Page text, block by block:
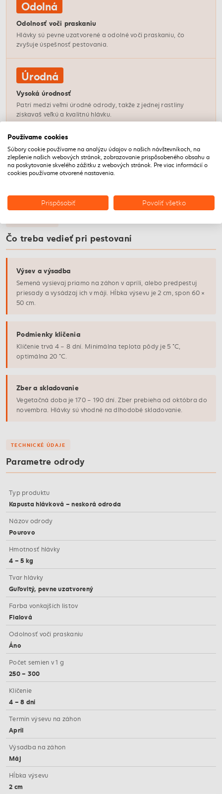
Odolná
Odolnosť voči praskaniu
Hlávky sú pevne uzatvorené a odolné voči praskaniu, čo
zvyšuje úspešnosť pestovania.
Úrodná
Vysoká úrodnosť
Patrí medzi veľmi úrodné odrody, takže z jednej rastliny
získavaš veľkú a kvalitnú hlávku.
Univerzálna
Všestranné využitie
Vhodná na kvasenie, priamy konzum, strúhanie aj dlhodobé
Čo treba vedieť pri pestovaní
Výsev a výsadba
Semená vysievaj priamo na záhon v apríli, alebo predpestuj
priesady a vysádzaj ich v máji. Hĺbka výsevu je 2 cm, spon 60 ×
50 cm.
Podmienky klíčenia
Klíčenie trvá 4 – 8 dní. Minimálna teplota pôdy je 5 °C,
optimálna 20 °C.
Zber a skladovanie
Vegetačná doba je 170 – 190 dní. Zber prebieha od októbra do
novembra. Hlávky sú vhodné na dlhodobé skladovanie.
TECHNICKÉ ÚDAJE
Parametre odrody
Typ produktu
Kapusta hlávková – neskorá odroda
Názov odrody
Pourovo
Hmotnosť hlávky
4 – 5 kg
Tvar hlávky
Guľovitý, pevne uzatvorený
Farba vonkajších listov
Fialová
Odolnosť voči praskaniu
Áno
Počet semien v 1 g
250 – 300
Klíčenie
4 – 8 dní
Termín výsevu na záhon
Apríl
Výsadba na záhon
Máj
Hĺbka výsevu
2 cm
Používame cookies
Súbory cookie používame na analýzu údajov o našich návštevníkoch, na
zlepšenie našich webových stránok, zobrazovanie prispôsobeného obsahu a
na poskytovanie skvelého zážitku z webových stránok. Pre viac informácií o
cookies používame otvorené nastavenia.
Prispôsobiť Povoliť všetko